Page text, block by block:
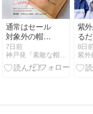
通常はセール
対象外の帽子
が今だけ
5％OFF。オ
リジナルロゴ
7日前
神戸発『素敵な帽子物語。』by MAXIM
紫
る
く、
る
け
8日